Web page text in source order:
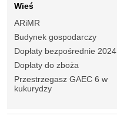
Wieś
ARiMR
Budynek gospodarczy
Dopłaty bezpośrednie 2024
Dopłaty do zboża
Przestrzegasz GAEC 6 w
kukurydzy